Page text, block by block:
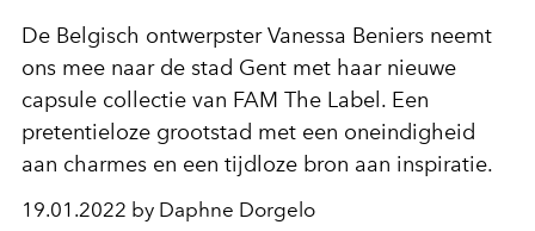
De Belgisch ontwerpster Vanessa Beniers neemt
ons mee naar de stad Gent met haar nieuwe
capsule collectie van FAM The Label. Een
pretentieloze grootstad met een oneindigheid
aan charmes en een tijdloze bron aan inspiratie.
19.01.2022 by Daphne Dorgelo